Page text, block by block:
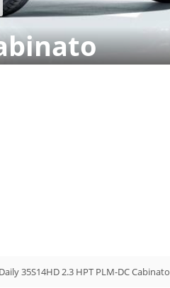
35S14HD 2.3 HPT PLM-DC Cabinato